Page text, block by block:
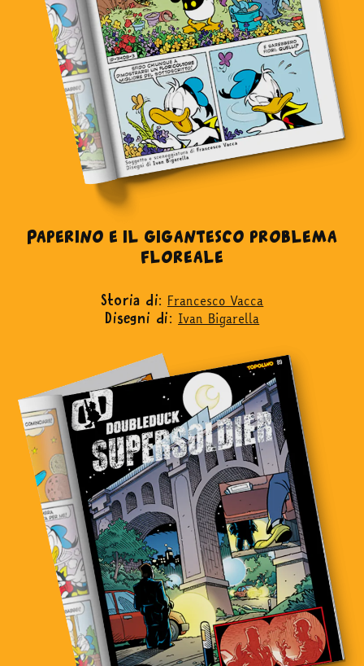
Paperino e il gigantesco problema
floreale
Storia di: Francesco Vacca
Disegni di: Ivan Bigarella